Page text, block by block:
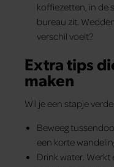
koffiezetten, in de
bureau zit.
verschil voelt?
Extra tips
maken
Wil je een stapje
Beweeg
een korte
Drink water.